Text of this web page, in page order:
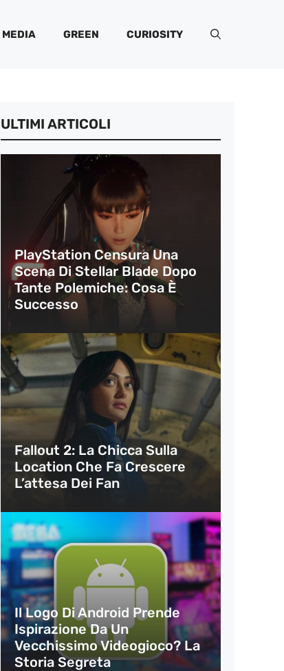
MEDIA GREEN CURIOSITY
ULTIMI ARTICOLI
PlayStation Censura Una
Scena Di Stellar Blade Dopo
Tante Polemiche: Cosa È
Successo
Fallout 2: La Chicca Sulla
Location Che Fa Crescere
L’attesa Dei Fan
Il Logo Di Android Prende
Ispirazione Da Un
Vecchissimo Videogioco? La
Storia Segreta